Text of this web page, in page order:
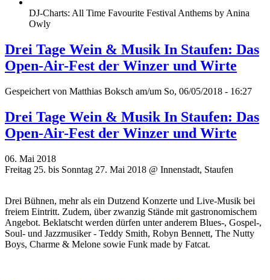
DJ-Charts: All Time Favourite Festival Anthems by Anina
Owly
Drei Tage Wein & Musik In Staufen: Das
Open-Air-Fest der Winzer und Wirte
Gespeichert von Matthias Boksch am/um So, 06/05/2018 - 16:27
Drei Tage Wein & Musik In Staufen: Das
Open-Air-Fest der Winzer und Wirte
06. Mai 2018
Freitag 25. bis Sonntag 27. Mai 2018 @ Innenstadt, Staufen
Drei Bühnen, mehr als ein Dutzend Konzerte und Live-Musik bei
freiem Eintritt. Zudem, über zwanzig Stände mit gastronomischem
Angebot. Beklatscht werden dürfen unter anderem Blues-, Gospel-,
Soul- und Jazzmusiker - Teddy Smith, Robyn Bennett, The Nutty
Boys, Charme & Melone sowie Funk made by Fatcat.